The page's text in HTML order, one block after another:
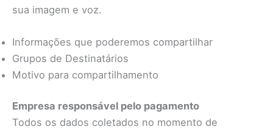
sua imagem e voz.
Informações que poderemos compartilhar
Grupos de Destinatários
Motivo para compartilhamento
Empresa responsável pelo pagamento
Todos os dados coletados no momento de